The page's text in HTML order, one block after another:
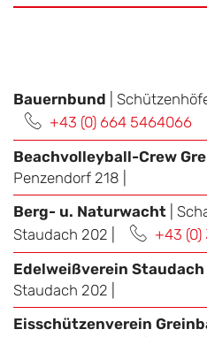
Bauernbund
|
+43 (0) 664 5464066
Beachvolleyball-Crew
Penzendorf 218 |
Berg- u. Naturwacht |
Staudach 202 |
+43
Edelweißverein Staudach
Staudach 202 |
Eisschützenverein